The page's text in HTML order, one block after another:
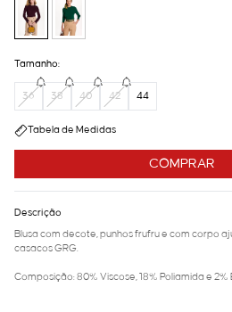
COMPRAR
Tamanho:
36 38 40 42 44
Tabela de Medidas
Descrição
Blusa com decote, punhos frufru e com corpo
casacos GRG.
Composição: 80% Viscose, 18% Poliamida e 2%